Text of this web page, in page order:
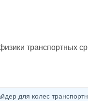
транспортных
для колес